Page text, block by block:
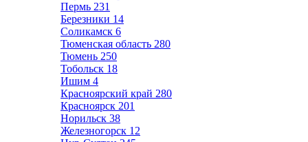
Пермь 231
Березники 14
Соликамск 6
Тюменская область 280
Тюмень 250
Тобольск 18
Ишим 4
Красноярский край 280
Красноярск 201
Норильск 38
Железногорск 12